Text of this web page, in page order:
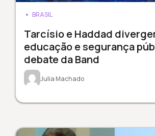
BRASIL
Tarcísio e Haddad
educação e segurança
debate da Band
Julia Machado